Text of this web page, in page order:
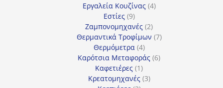
προϊόντα
Εργαλεία Κουζίνας 44
Εστίες 99
προϊόντα
Ζαμπονομηχανές 22
προϊόντα
Θερμαντικά Τροφίμων 77
Θερμόμετρα 44
προϊόντα
Καρότσια Μεταφοράς 66
Καφετιέρες 11
προϊόν
Κρεατομηχανές 33